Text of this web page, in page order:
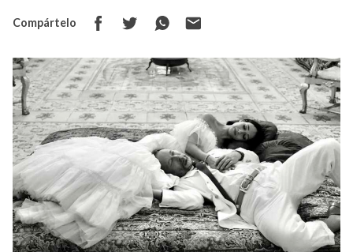
Compártelo